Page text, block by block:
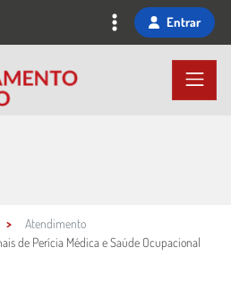
Entrar
Atendimento
de Perícia Médica e Saúde Ocupacional